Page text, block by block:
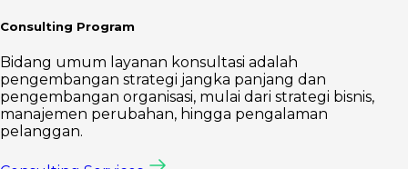
Consulting Program
Bidang umum layanan konsultasi adalah
pengembangan strategi jangka panjang dan
pengembangan organisasi, mulai dari strategi bisnis,
manajemen perubahan, hingga pengalaman
pelanggan.